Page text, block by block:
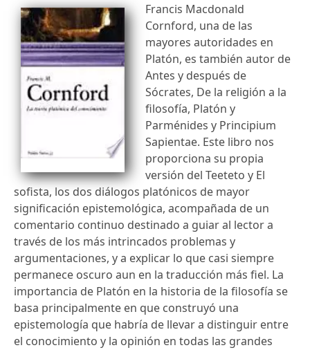
Francis Macdonald
Cornford, una de las
mayores autoridades en
Platón, es también autor de
Antes y después de
Sócrates, De la religión a la
filosofía, Platón y
Parménides y Principium
Sapientae. Este libro nos
proporciona su propia
versión del Teeteto y El
sofista, los dos diálogos platónicos de mayor
significación epistemológica, acompañada de un
comentario continuo destinado a guiar al lector a
través de los más intrincados problemas y
argumentaciones, y a explicar lo que casi siempre
permanece oscuro aun en la traducción más fiel. La
importancia de Platón en la historia de la filosofía se
basa principalmente en que construyó una
epistemología que habría de llevar a distinguir entre
el conocimiento y la opinión en todas las grandes